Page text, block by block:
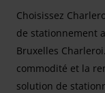
Choisissez
de stationnement
Bruxelles
commodité et la
solution de